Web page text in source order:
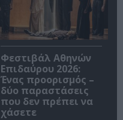
Φεστιβάλ Αθηνών
Επιδαύρου 2026:
Ένας προορισμός –
δύο παραστάσεις
που δεν πρέπει να
χάσετε